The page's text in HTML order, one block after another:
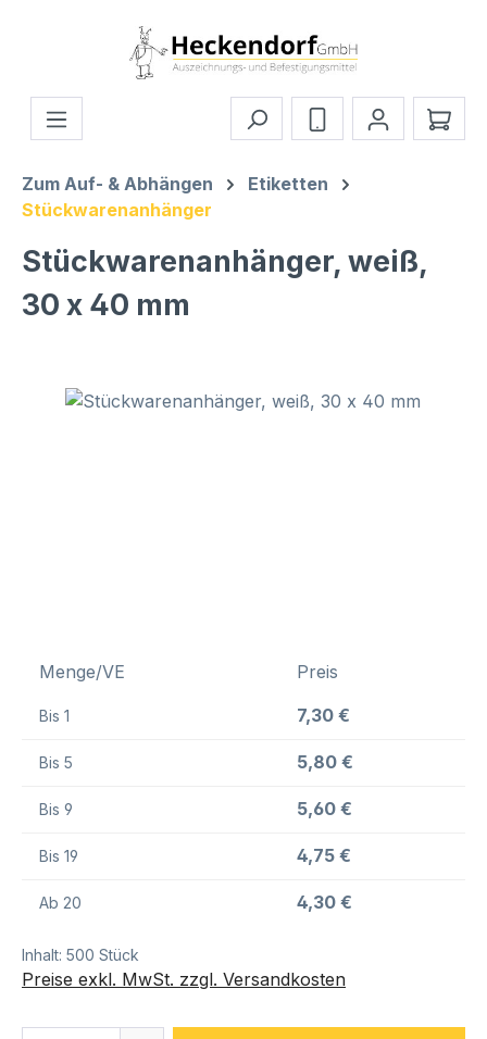
Zum Hauptinhalt springen
Zum Auf- & Abhängen
Etiketten
Stückwarenanhänger
Stückwarenanhänger, weiß,
30 x 40 mm
Bildergalerie überspringen
Menge/VE Preis
Bis 1 7,30 €
Bis 5 5,80 €
Bis 9 5,60 €
Bis 19 4,75 €
Ab 20 4,30 €
Inhalt: 500 Stück
Preise exkl. MwSt. zzgl. Versandkosten